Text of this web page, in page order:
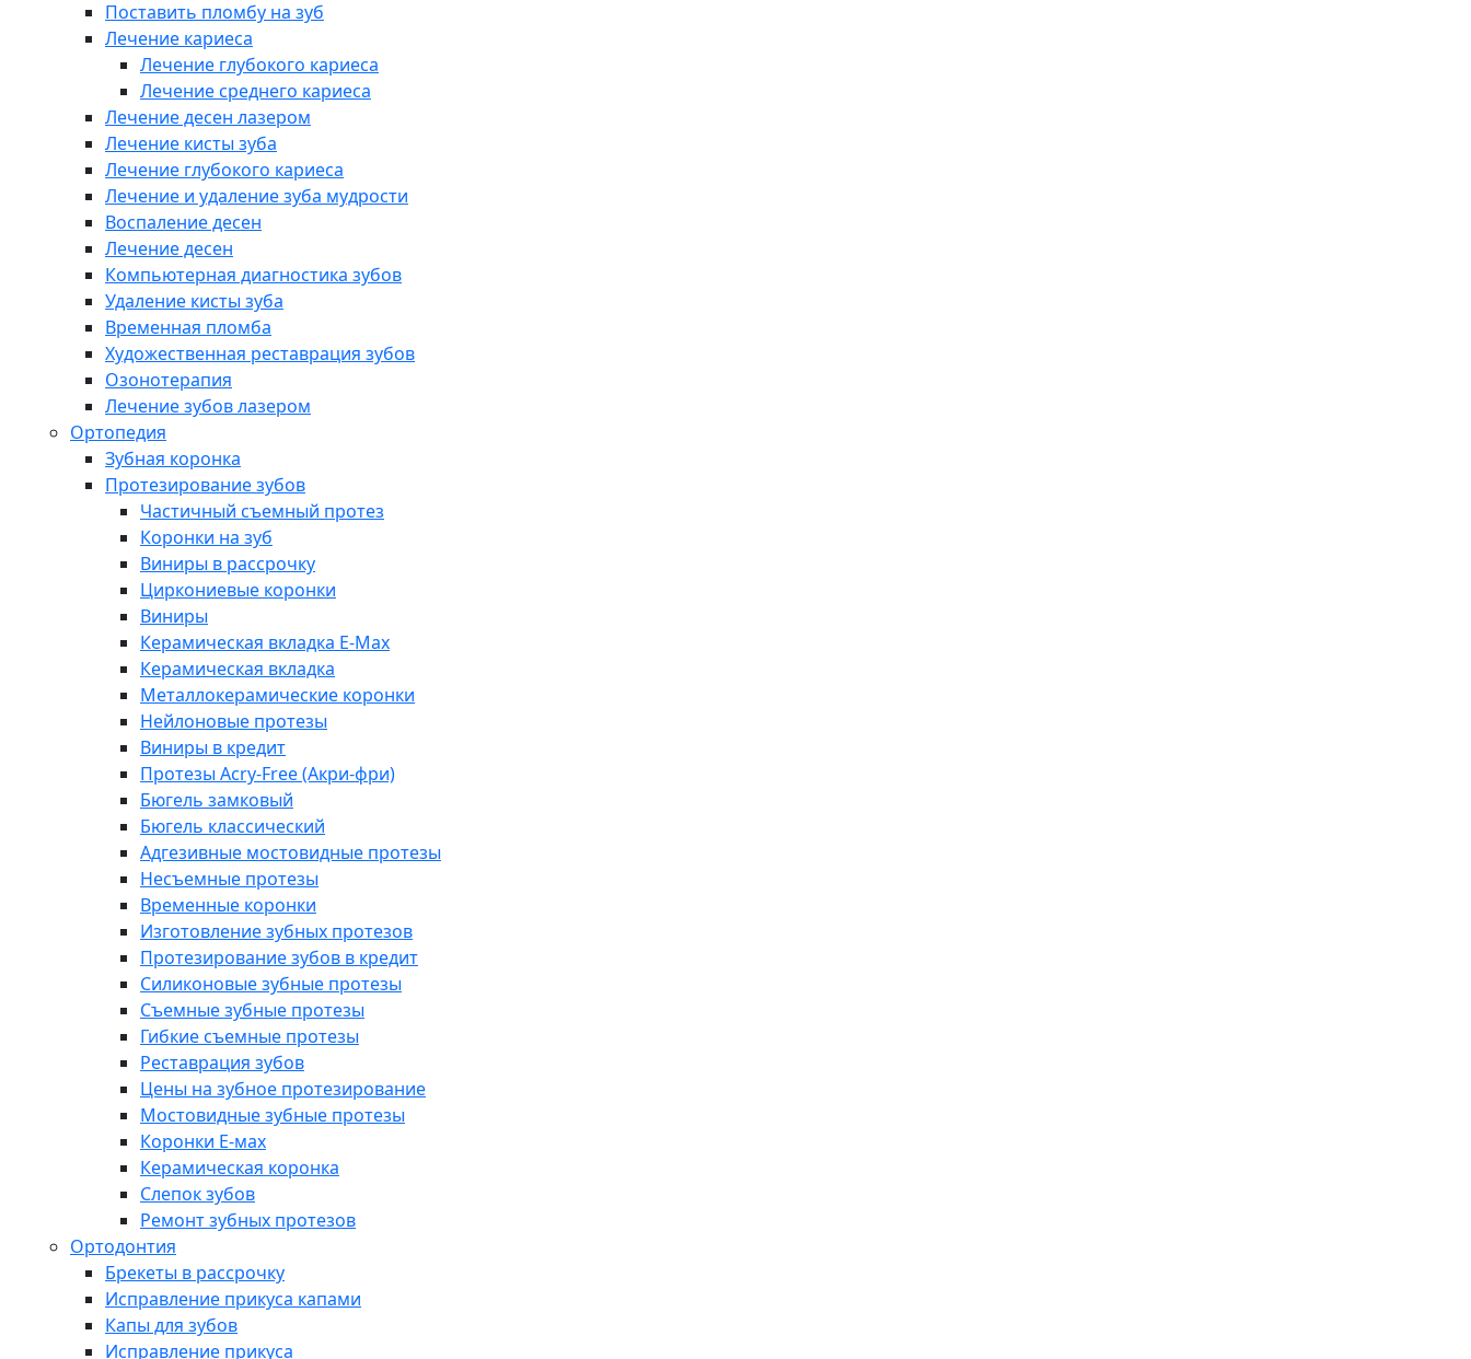
Поставить пломбу на зуб
Лечение кариеса
Лечение глубокого кариеса
Лечение среднего кариеса
Лечение десен лазером
Лечение кисты зуба
Лечение глубокого кариеса
Лечение и удаление зуба мудрости
Воспаление десен
Лечение десен
Компьютерная диагностика зубов
Удаление кисты зуба
Временная пломба
Художественная реставрация зубов
Озонотерапия
Лечение зубов лазером
Ортопедия
Зубная коронка
Протезирование зубов
Частичный съемный протез
Коронки на зуб
Виниры в рассрочку
Циркониевые коронки
Виниры
Керамическая вкладка E-Max
Керамическая вкладка
Металлокерамические коронки
Нейлоновые протезы
Виниры в кредит
Протезы Acry-Free (Акри-фри)
Бюгель замковый
Бюгель классический
Адгезивные мостовидные протезы
Несъемные протезы
Временные коронки
Изготовление зубных протезов
Протезирование зубов в кредит
Силиконовые зубные протезы
Съемные зубные протезы
Гибкие съемные протезы
Реставрация зубов
Цены на зубное протезирование
Мостовидные зубные протезы
Коронки E-мах
Керамическая коронка
Слепок зубов
Ремонт зубных протезов
Ортодонтия
Брекеты в рассрочку
Исправление прикуса капами
Капы для зубов
Исправление прикуса